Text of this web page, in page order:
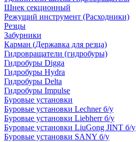
Шнек секционный
Режущий инструмент (Расходники)
Резцы
Забурники
Карман (Державка для резца)
Гидровращатели (гидробуры)
Гидробуры Digga
Гидробуры Hydra
Гидробуры Delta
Гидробуры Impulse
Буровые установки
Буровые установки Lechner б/у
Буровые установки Liebherr б/у
Буровые установки LiuGong JINT б/у
Буровые установки SANY б/у